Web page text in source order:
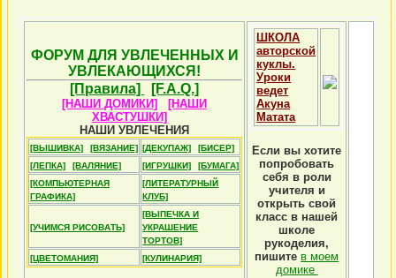
ФОРУМ ДЛЯ УВЛЕЧЕННЫХ И
УВЛЕКАЮЩИХСЯ!
[Правила]
[F.A.Q.]
[НАШИ ДОМИКИ]
[НАШИ
ХВАСТУШКИ]
НАШИ УВЛЕЧЕНИЯ
[ВЫШИВКА] [ВЯЗАНИЕ] [ДЕКУПАЖ]
[БИСЕР]
[ЛЕПКА]
[ВАЛЯНИЕ] [ИГРУШКИ]
[БУМАГА]
[КОМПЬЮТЕРНАЯ
ГРАФИКА]
[ЛИТЕРАТУРНЫЙ
КЛУБ]
[УЧИМСЯ РИСОВАТЬ]
[ВЫПЕЧКА И
УКРАШЕНИЕ
ТОРТОВ]
[ЦВЕТОМАНИЯ]
[КУЛИНАРИЯ]
ШКОЛА
авторской
куклы.
Уроки
ведет
Акуна
Матата
Если вы хотите
попробовать
себя в роли
учителя и
открыть свой
класс в нашей
школе
рукоделия,
пишите в моем
домике